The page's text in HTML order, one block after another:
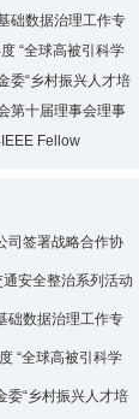
础数据治理工作专
“全球高被引科学
委“乡村振兴人才培
第十届理事会理事
Fellow
司签署战略合作协
通安全整治系列活动
础数据治理工作专
“全球高被引科学
委“乡村振兴人才培